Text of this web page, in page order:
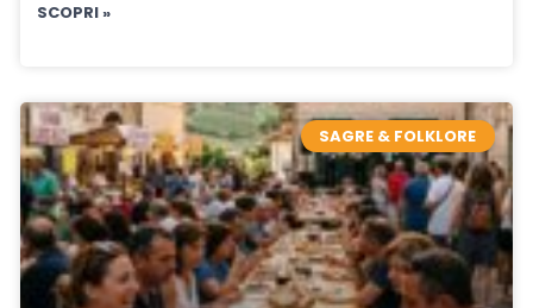
SCOPRI »
SAGRE & FOLKLORE